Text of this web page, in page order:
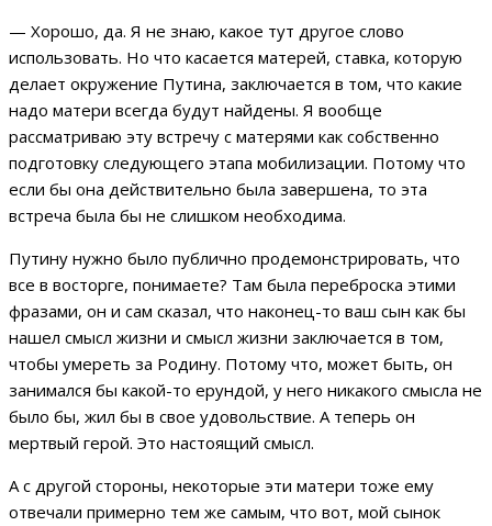
— Хорошо, да. Я не знаю, какое тут другое слово
использовать. Но что касается матерей, ставка, которую
делает окружение Путина, заключается в том, что какие
надо матери всегда будут найдены. Я вообще
рассматриваю эту встречу с матерями как собственно
подготовку следующего этапа мобилизации. Потому что
если бы она действительно была завершена, то эта
встреча была бы не слишком необходима.
Путину нужно было публично продемонстрировать, что
все в восторге, понимаете? Там была переброска этими
фразами, он и сам сказал, что наконец-то ваш сын как бы
нашел смысл жизни и смысл жизни заключается в том,
чтобы умереть за Родину. Потому что, может быть, он
занимался бы какой-то ерундой, у него никакого смысла не
было бы, жил бы в свое удовольствие. А теперь он
мертвый герой. Это настоящий смысл.
А с другой стороны, некоторые эти матери тоже ему
отвечали примерно тем же самым, что вот, мой сынок